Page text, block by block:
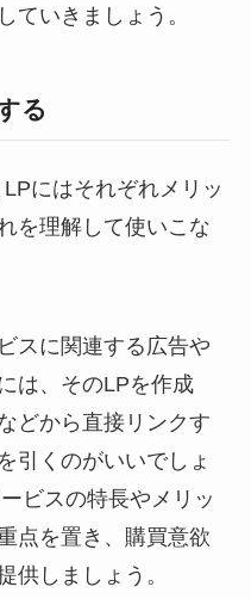
ていきましょう。
る
にはそれぞれメリッ
を理解して使いこな
スに関連する広告や
は、そのLPを作成
どから直接リンクす
引くのがいいでしょ
ビスの特長やメリッ
点を置き、購買意欲
供しましょう。